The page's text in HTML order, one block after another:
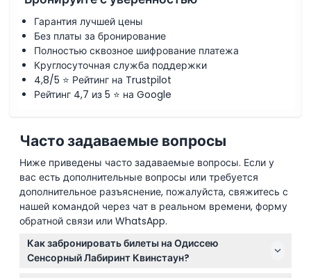
Гарантия лучшей цены
Без платы за бронирование
Полностью сквозное шифрование платежа
Круглосуточная служба поддержки
4,8/5 ⭐ Рейтинг на Trustpilot
Рейтинг 4,7 из 5 ⭐ на Google
Часто задаваемые вопросы
Ниже приведены часто задаваемые вопросы. Если у
вас есть дополнительные вопросы или требуется
дополнительное разъяснение, пожалуйста, свяжитесь с
нашей командой через чат в реальном времени, форму
обратной связи или WhatsApp.
Как забронировать билеты на Одиссею
Сенсорный Лабиринт Квинстаун?
Вы можете легко забронировать билеты онлайн